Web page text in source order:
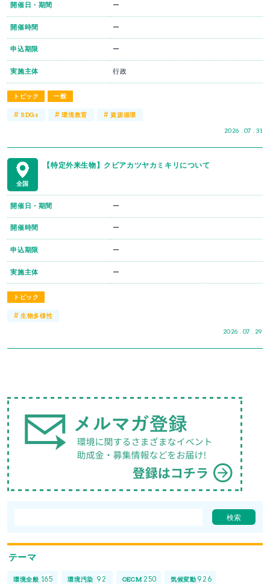
トピック 一般
2026 . 07 . 31
開催日・期間 ー
開催時間 ー
申込期限 ー
実施主体 行政
#SDGs #環境教育 #資源循環
全国
【特定外来生物】クビアカツヤカミキリについて
トピック
2026 . 07 . 29
開催日・期間 ー
開催時間 ー
申込期限 ー
実施主体 ー
#生物多様性
テーマ
環境全般 165 環境汚染 92 OECM 250 気候変動 926